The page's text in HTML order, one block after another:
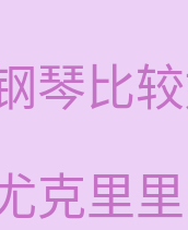
琴比
克里